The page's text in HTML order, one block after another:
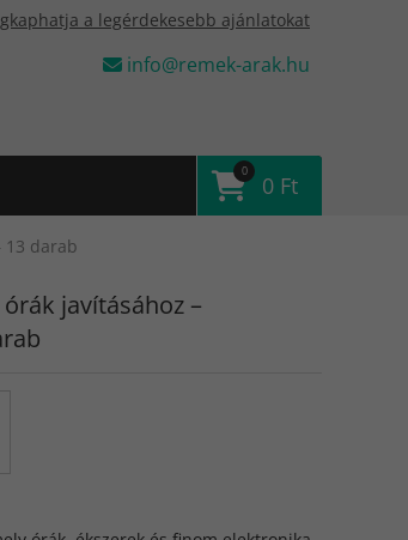
a legérdekesebb ajánlatokat
info@remek-arak.hu
0
0 Ft
13 darab
javításához –